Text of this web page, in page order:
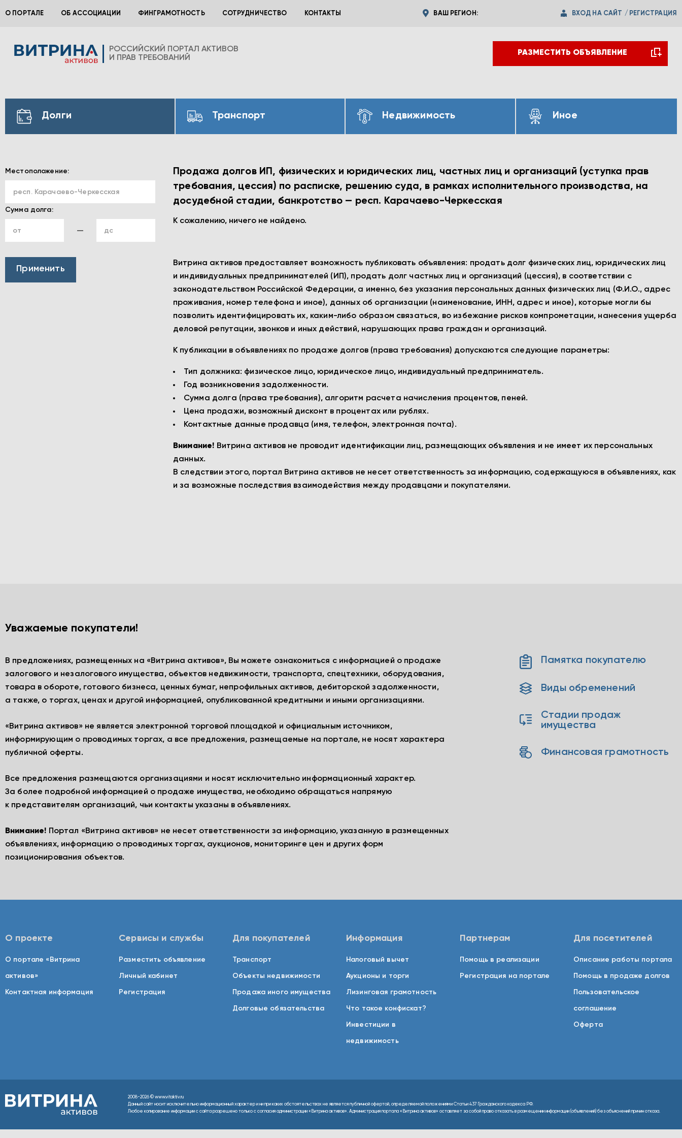
О ПОРТАЛЕ ОБ АССОЦИАЦИИ ФИНГРАМОТНОСТЬ СОТРУДНИЧЕСТВО КОНТАКТЫ ВАШ РЕГИОН: ВХОД НА САЙТ / РЕГИСТРАЦИЯ
РОССИЙСКИЙ ПОРТАЛ АКТИВОВ
И ПРАВ ТРЕБОВАНИЙ
РАЗМЕСТИТЬ ОБЪЯВЛЕНИЕ
Долги Транспорт Недвижимость Иное
Местоположение:
респ. Карачаево-Черкесская
Сумма долга:
от до
Продажа долгов ИП, физических и юридических лиц, частных лиц и организаций (уступка прав
требования, цессия) по расписке, решению суда, в рамках исполнительного производства, на
досудебной стадии, банкротство — респ. Карачаево-Черкесская
К сожалению, ничего не найдено.
Витрина активов предоставляет возможность публиковать объявления: продать долг физических лиц, юридических лиц
и индивидуальных предпринимателей (ИП), продать долг частных лиц и организаций (цессия), в соответствии с
законодательством Российской Федерации, а именно, без указания персональных данных физических лиц (Ф.И.О., адрес
проживания, номер телефона и иное), данных об организации (наименование, ИНН, адрес и иное), которые могли бы
позволить идентифицировать их, каким-либо образом связаться, во избежание рисков компрометации, нанесения ущерба
деловой репутации, звонков и иных действий, нарушающих права граждан и организаций.
К публикации в объявлениях по продаже долгов (права требования) допускаются следующие параметры:
Тип должника: физическое лицо, юридическое лицо, индивидуальный предприниматель.
Год возникновения задолженности.
Сумма долга (права требования), алгоритм расчета начисления процентов, пеней.
Цена продажи, возможный дисконт в процентах или рублях.
Контактные данные продавца (имя, телефон, электронная почта).
Внимание! Витрина активов не проводит идентификации лиц, размещающих объявления и не имеет их персональных
данных.
В следствии этого, портал Витрина активов не несет ответственность за информацию, содержащуюся в объявлениях, как
и за возможные последствия взаимодействия между продавцами и покупателями.
Уважаемые покупатели!
В предложениях, размещенных на «Витрина активов», Вы можете ознакомиться с информацией о продаже
залогового и незалогового имущества, объектов недвижимости, транспорта, спецтехники, оборудования,
товара в обороте, готового бизнеса, ценных бумаг, непрофильных активов, дебиторской задолженности,
а также, о торгах, ценах и другой информацией, опубликованной кредитными и иными организациями.
«Витрина активов» не является электронной торговой площадкой и официальным источником,
информирующим о проводимых торгах, а все предложения, размещаемые на портале, не носят характера
публичной оферты.
Все предложения размещаются организациями и носят исключительно информационный характер.
За более подробной информацией о продаже имущества, необходимо обращаться напрямую
к представителям организаций, чьи контакты указаны в объявлениях.
Внимание! Портал «Витрина активов» не несет ответственности за информацию, указанную в размещенных
объявлениях, информацию о проводимых торгах, аукционов, мониторинге цен и других форм
позиционирования объектов.
Памятка покупателю
Виды обременений
Стадии продаж
имущества
Финансовая грамотность
О проекте
О портале «Витрина
активов»
Контактная информация
Сервисы и службы
Разместить объявление
Личный кабинет
Регистрация
Для покупателей
Транспорт
Объекты недвижимости
Продажа иного имущества
Долговые обязательства
Информация
Налоговый вычет
Аукционы и торги
Лизинговая грамотность
Что такое конфискат?
Инвестиции в
недвижимость
Партнерам
Помощь в реализации
Регистрация на портале
Для посетителей
Описание работы портала
Помощь в продаже долгов
Пользовательское
соглашение
Оферта
2008-2026 © www.vitaktiv.ru
Данный сайт носит исключительно информационный характер и ни при каких обстоятельствах не является публичной офертой, определяемой положениями Статьи 437 Гражданского кодекса РФ.
Любое копирование информации с сайта разрешено только с согласия администрации «Витрина активов». Администрация портала «Витрина активов» оставляет за собой право отказать в размещении информации (объявлений) без объяснений причин отказа.